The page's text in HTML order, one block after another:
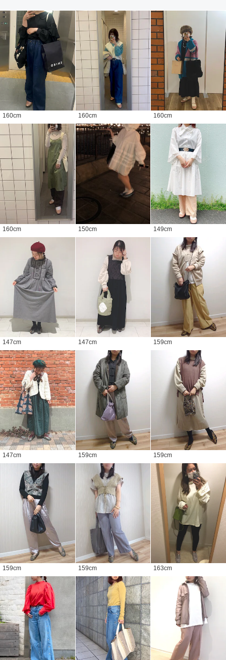
160cm 160cm 160cm
160cm 150cm 149cm
147cm 147cm 159cm
147cm 159cm 159cm
159cm 159cm 163cm